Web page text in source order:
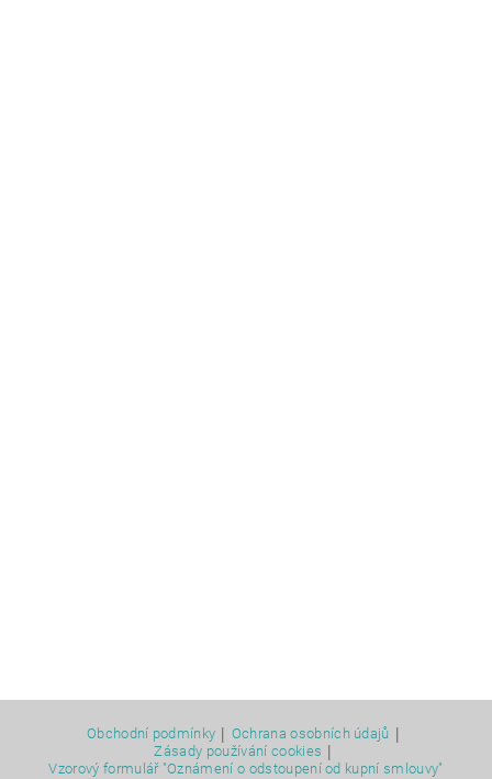
Obchodní podmínky Ochrana osobních údajů
Zásady používání cookies
Vzorový formulář "Oznámení o odstoupení od kupní smlouvy"